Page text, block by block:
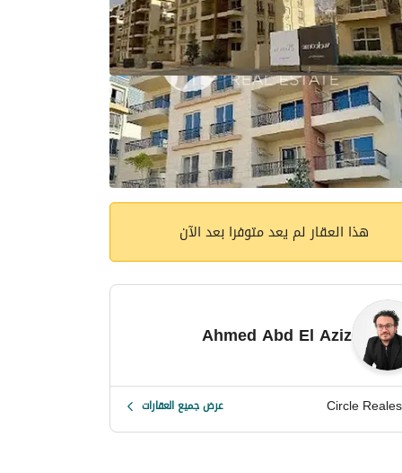
هذا العقار لم يعد متوفرا بعد الآن
Ahmed Abd El Aziz
Circle عرض جميع العقارات